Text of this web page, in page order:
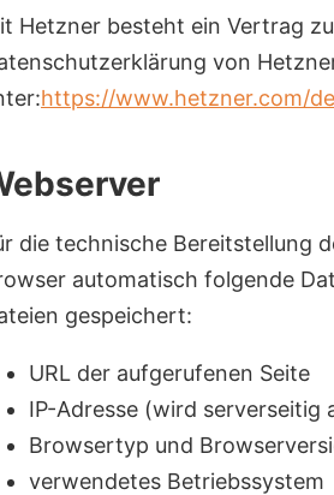
Hetzner besteht ein Vertrag
von
https://www.hetzner.com/
die technische Bereitstellung
automatisch folgende
gespeichert:
URL der aufgerufenen Seite
IP-Adresse (wird serverseitig
Browsertyp und
verwendetes Betriebssystem